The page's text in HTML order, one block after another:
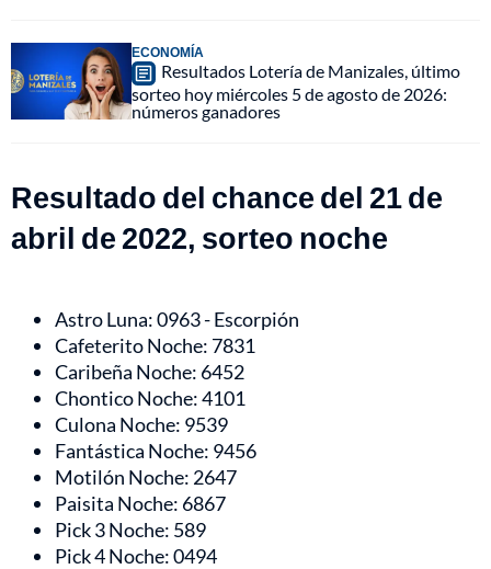
ECONOMÍA
Resultados Lotería de Manizales, último
sorteo hoy miércoles 5 de agosto de 2026:
números ganadores
Resultado del chance del 21 de
abril de 2022, sorteo noche
Astro Luna: 0963 - Escorpión
Cafeterito Noche: 7831
Caribeña Noche: 6452
Chontico Noche: 4101
Culona Noche: 9539
Fantástica Noche: 9456
Motilón Noche: 2647
Paisita Noche: 6867
Pick 3 Noche: 589
Pick 4 Noche: 0494